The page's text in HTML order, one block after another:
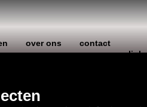
over ons
contact